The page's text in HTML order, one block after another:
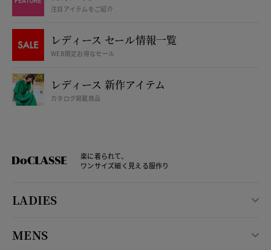
注目アイテムをご紹介
レディース セール情報一覧
WEB限定お得なセール
レディース 新作アイテム
カタログ掲載商品
楽に着られて、
ワンサイズ細く見える服作り
LADIES
MENS